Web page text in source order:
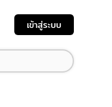
เข้าสู่ระบบ